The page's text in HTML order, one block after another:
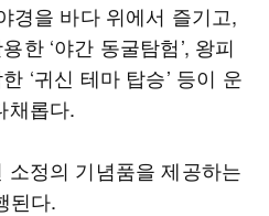
경을 바다 위에서 즐기고,
한 ‘야간 동굴탐험’, 왕피
‘귀신 테마 탑승’ 등이 운
채롭다.
정의 기념품을 제공하는
된다.